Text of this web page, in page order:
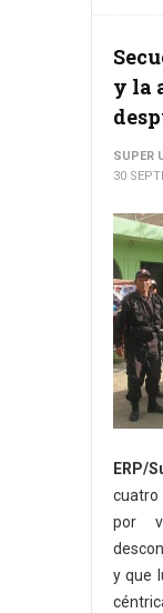
y la
SUPER
30
ERP/
por
y que